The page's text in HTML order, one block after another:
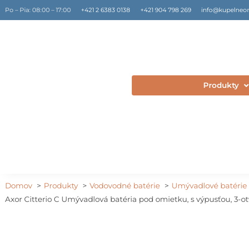
Preskočiť
na
Po – Pia: 08:00 – 17:00 +421 2 6383 0138 +421 904 798 269
Produkty
Domov Produkty Vodovodné batérie Umývadlové batérie
Axor Citterio C Umývadlová batéria pod omietku, s výpusťou, 3-